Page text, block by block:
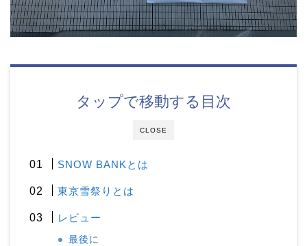
CLOSE
タップで移動する目次
SNOW BANKとは
東京雪祭りとは
レビュー
最後に